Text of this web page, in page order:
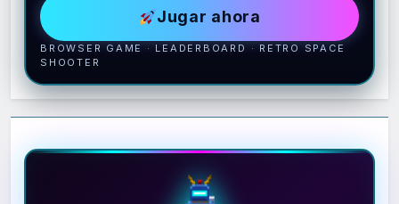
Jugar ahora
BROWSER GAME · LEADERBOARD · RETRO SPACE
SHOOTER